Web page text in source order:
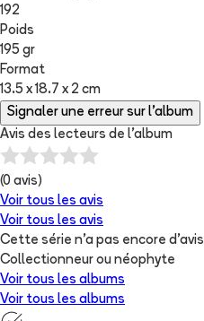
192
Poids
195 gr
Format
13.5 x 18.7 x 2 cm
Signaler une erreur sur l'album
Avis des lecteurs de l'album
(0 avis)
Voir tous les avis
Voir tous les avis
Cette série n'a pas encore d'avis
Collectionneur ou néophyte
Voir tous les albums
Voir tous les albums